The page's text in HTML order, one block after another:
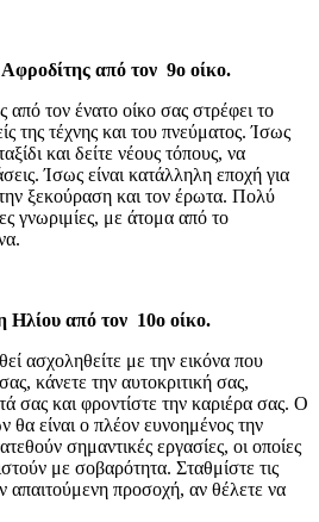
Αφροδίτης από τον 9ο οίκο.
τον ένατο οίκο σας στρέφει το
της τέχνης και του πνεύματος. Ίσως
και δείτε νέους τόπους, να
Ίσως είναι κατάλληλη εποχή για
ξεκούραση και τον έρωτα. Πολύ
γνωριμίες, με άτομα από το
Ηλίου από τον 10ο οίκο.
ασχοληθείτε με την εικόνα που
κάνετε την αυτοκριτική σας,
σας και φροντίστε την καριέρα σας. Ο
θα είναι ο πλέον ευνοημένος την
σημαντικές εργασίες, οι οποίες
με σοβαρότητα. Σταθμίστε τις
απαιτούμενη προσοχή, αν θέλετε να